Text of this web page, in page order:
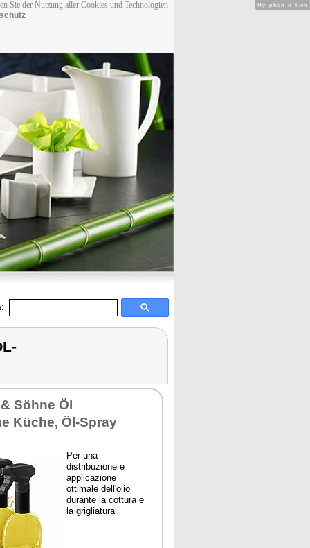
Sie der Nutzung aller Cookies und Technologien
Söhne Öl
Küche, Öl-Spray
Per una
distribuzione e
applicazione
ottimale dell'olio
durante la cottura e
la grigliatura
Hy-phen-a-tion